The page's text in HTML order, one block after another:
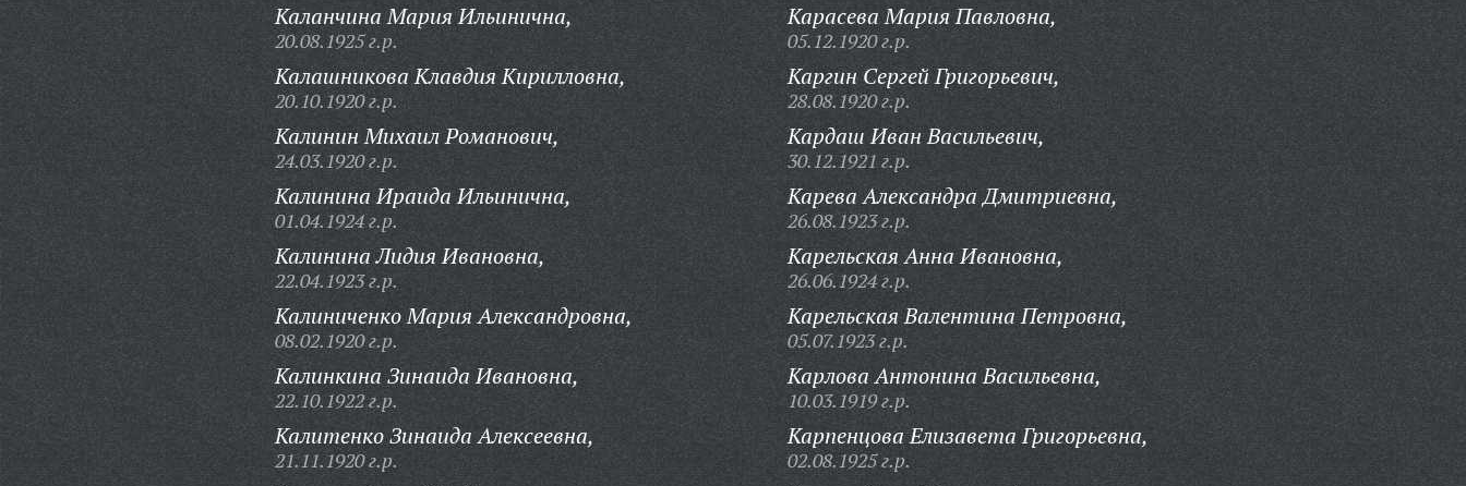
Каланчина Мария Ильинична,
20.08.1925 г.р.
Калашникова Клавдия Кирилловна,
20.10.1920 г.р.
Калинин Михаил Романович,
24.03.1920 г.р.
Калинина Ираида Ильинична,
01.04.1924 г.р.
Калинина Лидия Ивановна,
22.04.1923 г.р.
Калиниченко Мария Александровна,
08.02.1920 г.р.
Калинкина Зинаида Ивановна,
22.10.1922 г.р.
Калитенко Зинаида Алексеевна,
21.11.1920 г.р.
Карасева Мария Павловна,
05.12.1920 г.р.
Каргин Сергей Григорьевич,
28.08.1920 г.р.
Кардаш Иван Васильевич,
30.12.1921 г.р.
Карева Александра Дмитриевна,
26.08.1923 г.р.
Карельская Анна Ивановна,
26.06.1924 г.р.
Карельская Валентина Петровна,
05.07.1923 г.р.
Карлова Антонина Васильевна,
10.03.1919 г.р.
Карпенцова Елизавета Григорьевна,
02.08.1925 г.р.